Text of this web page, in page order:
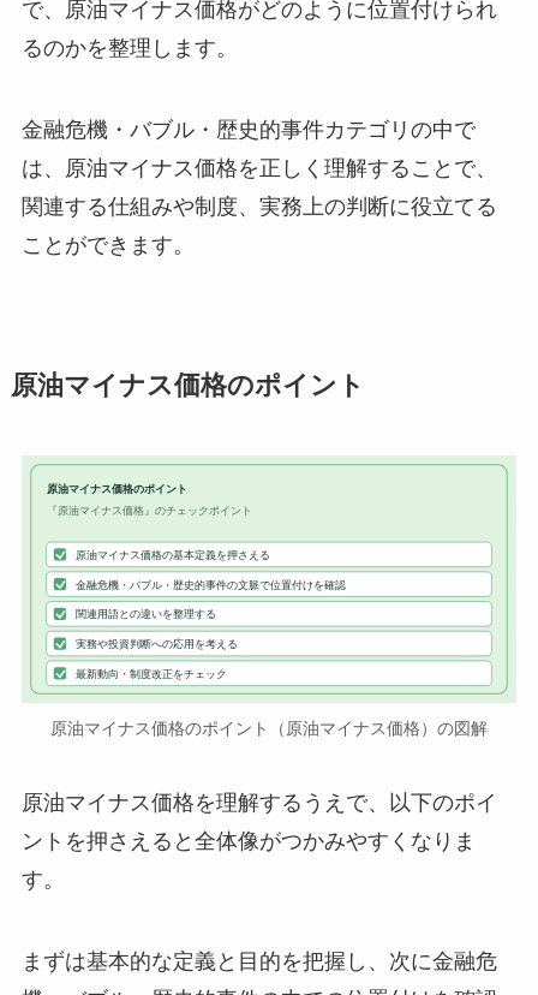
で、原油マイナス価格がどのように位置付けられ
るのかを整理します。
金融危機・バブル・歴史的事件カテゴリの中で
は、原油マイナス価格を正しく理解することで、
関連する仕組みや制度、実務上の判断に役立てる
ことができます。
原油マイナス価格のポイント
原油マイナス価格のポイント
『原油マイナス価格』のチェックポイント
原油マイナス価格の基本定義を押さえる
金融危機・バブル・歴史的事件の文脈で位置付けを確認
関連用語との違いを整理する
実務や投資判断への応用を考える
最新動向・制度改正をチェック
原油マイナス価格のポイント（原油マイナス価格）の図解
原油マイナス価格を理解するうえで、以下のポイ
ントを押さえると全体像がつかみやすくなりま
す。
まずは基本的な定義と目的を把握し、次に金融危